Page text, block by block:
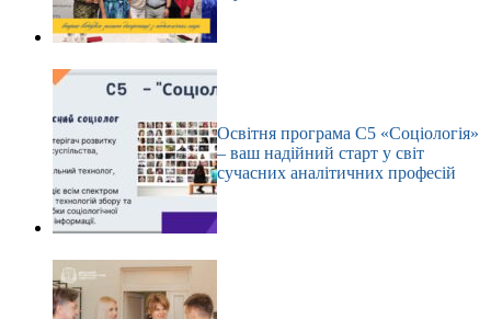
Освітня програма С5 «Соціологія»
– ваш надійний старт у світ
сучасних аналітичних професій